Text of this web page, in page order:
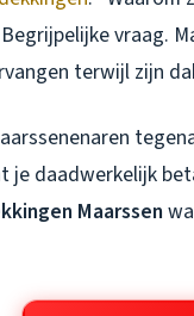
vraag.
terwijl zijn
je daadwerkelijk
Maarssen